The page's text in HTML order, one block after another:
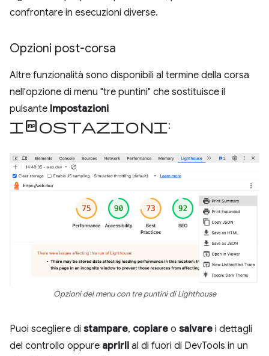
confrontare in esecuzioni diverse.
Opzioni post-corsa
Altre funzionalità sono disponibili al termine della corsa
nell'opzione di menu "tre puntini" che sostituisce il
pulsante Impostazioni
impostazioni:
Opzioni del menu con tre puntini di Lighthouse
Puoi scegliere di stampare, copiare o salvare i dettagli
del controllo oppure aprirli al di fuori di DevTools in un